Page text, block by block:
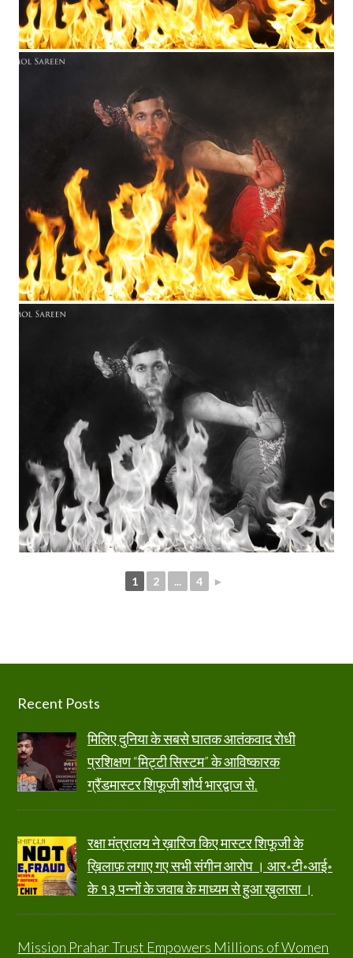
1 2 ... 4 ►
Footer
Recent Posts
मिलिए दुनिया के सबसे घातक आतंकवाद रोधी
प्रशिक्षण “मिट्टी सिस्टम” के आविष्कारक
ग्रैंडमास्टर शिफूजी शौर्य भारद्वाज से.
रक्षा मंत्रालय ने ख़ारिज किए मास्टर शिफूजी के
ख़िलाफ़ लगाए गए सभी संगीन आरोप । आर॰टी॰आई॰
के १३ पन्नों के जवाब के माध्यम से हुआ ख़ुलासा ।
Mission Prahar Trust Empowers Millions of Women